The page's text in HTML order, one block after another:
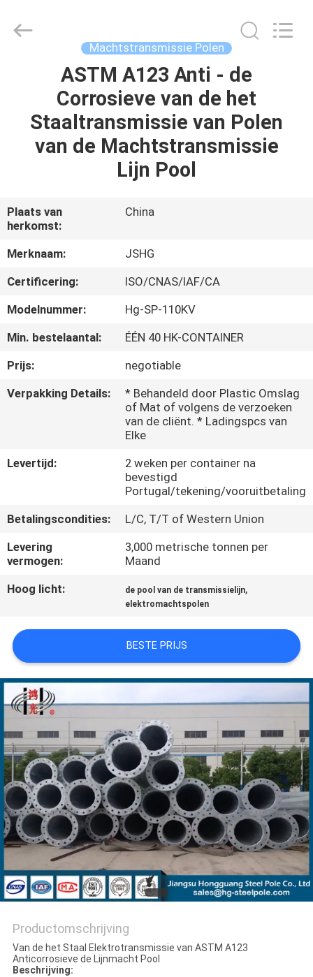
PRODUCTEN
VR-
SHOW
ONGEVEER
ONS
FABRIEKSREIS
KWALITEITSCONTROLE
CONTACTEER
ONS
VERZOEK
OM EEN
CITAAT
SITEMAP
PRIVACYBELEID
co.,ltd.
Machtstransmissie Polen
ASTM A123 Anti - de
Corrosieve van de het
Staaltransmissie van Polen
van de Machtstransmissie
Lijn Pool
Plaats van
herkomst:
China
Merknaam:
JSHG
Certificering:
ISO/CNAS/IAF/CA
Modelnummer:
Hg-SP-110KV
Min. bestelaantal:
ÉÉN 40 HK-CONTAINER
Prijs:
negotiable
Verpakking Details:
* Behandeld door Plastic Omslag
of Mat of volgens de verzoeken
van de cliënt. * Ladingspcs van
Elke
Levertijd:
2 weken per container na
bevestigd
Portugal/tekening/vooruitbetaling
Betalingscondities:
L/C, T/T of Western Union
Levering
vermogen:
3,000 metrische tonnen per
Maand
Hoog licht:
de pool van de transmissielijn,
elektromachtspolen
BESTE PRIJS
Productomschrijving
Van de het Staal Elektrotransmissie van ASTM A123
Anticorrosieve de Lijnmacht Pool
Beschrijving: